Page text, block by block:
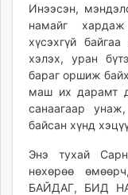
Инээсэн,
намайг
хүсэхгүй
хэлэх, уран
бараг оршиж
маш их дарамт
санаагаар
байсан хүнд
Энэ тухай
нөхөрөө
БАЙДАГ, БИД